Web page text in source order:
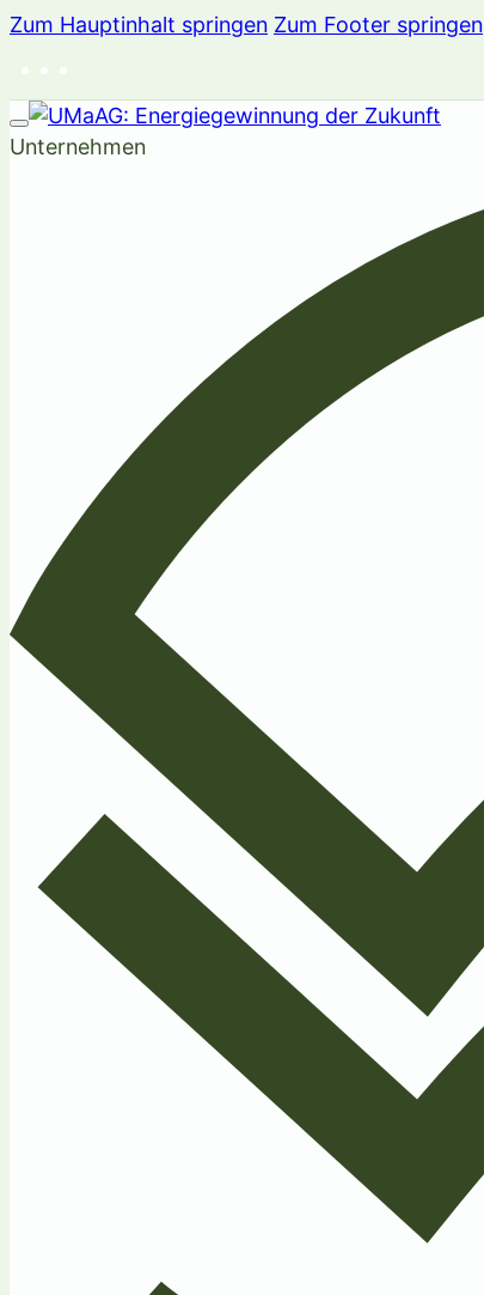
Zum Hauptinhalt springen Zum Footer springen
Unternehmen